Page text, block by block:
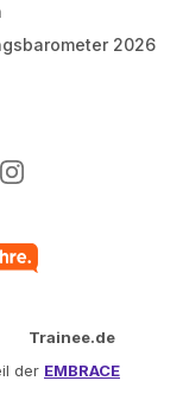
2026
Trainee.de
der EMBRACE